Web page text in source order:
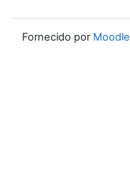
Fornecido por Moodle